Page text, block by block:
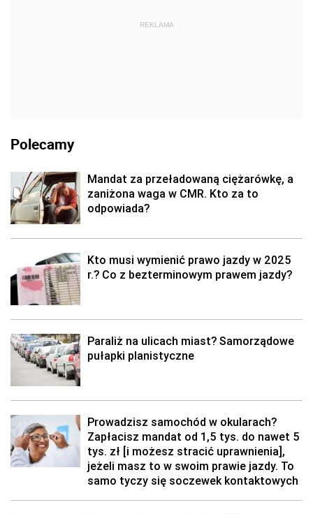
REKLAMA
Polecamy
Mandat za przeładowaną ciężarówkę, a
zaniżona waga w CMR. Kto za to
odpowiada?
Kto musi wymienić prawo jazdy w 2025
r.? Co z bezterminowym prawem jazdy?
Paraliż na ulicach miast? Samorządowe
pułapki planistyczne
Prowadzisz samochód w okularach?
Zapłacisz mandat od 1,5 tys. do nawet 5
tys. zł [i możesz stracić uprawnienia],
jeżeli masz to w swoim prawie jazdy. To
samo tyczy się soczewek kontaktowych